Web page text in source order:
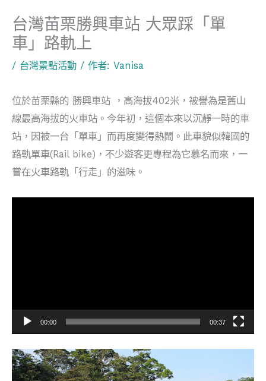
台灣苗栗勝興車站 大眾踩「單
車」路軌上
/ 台灣景點活動 / 作者: Vanisa
位於苗栗縣的 勝興車站 ，高海拔402米，被譽為是舊山
線最高海拔的火車站。今年初，這個本來以沉靜一時的車
站，因被一台「單車」而再度變得熱鬧。此車貌似韓國的
路軌單車(Rail bike)，不少遊客更專程為它慕名而來，一
嘗在火車路軌「行走」的滋味。
00:00 00:37